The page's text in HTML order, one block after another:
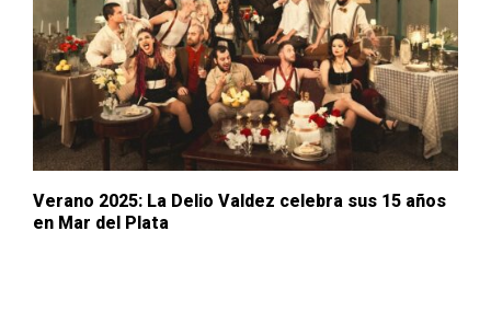
Verano 2025: La Delio Valdez celebra sus 15 años
en Mar del Plata